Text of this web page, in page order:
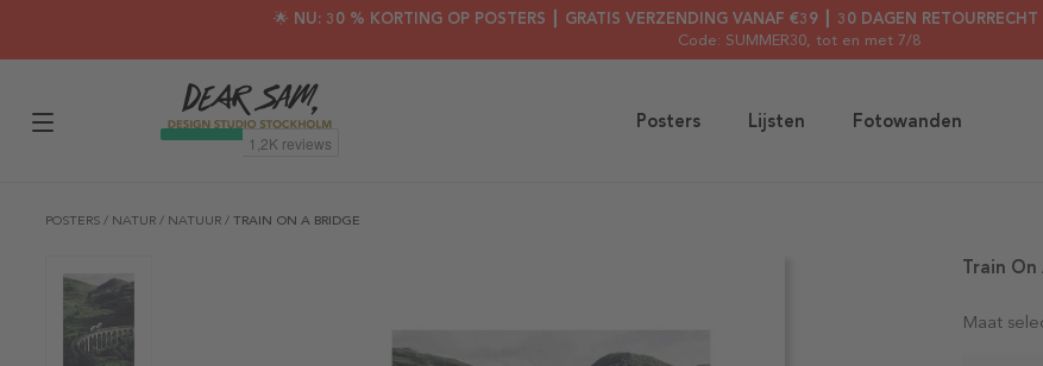
🌟 NU: 30 % KORTING OP POSTERS ┃ GRATIS VERZENDING VANAF €39 ┃ 30 DAGEN
Code: SUMMER30, tot en met 7/8
Posters Lijsten Fotowanden
POSTERS / NATUR / NATUUR / TRAIN ON A BRIDGE
Maat
Train On